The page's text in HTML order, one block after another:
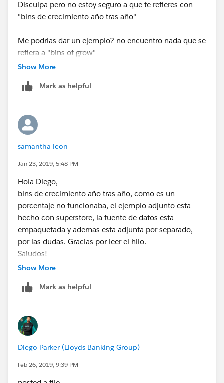
Disculpa pero no estoy seguro a que te refieres con
"bins de crecimiento año tras año"
Me podrias dar un ejemplo? no encuentro nada que se
refiera a "bins of grow"
region tuvo x% de crecimiento en un año especifico?
Diego
Show More
Mark as helpful
samantha leon
Jan 23, 2019, 5:48 PM
Hola Diego,
bins de crecimiento año tras año, como es un
porcentaje no funcionaba, el ejemplo adjunto esta
hecho con superstore, la fuente de datos esta
empaquetada y ademas esta adjunta por separado,
por las dudas. Gracias por leer el hilo.
Saludos!
Show More
Mark as helpful
Diego Parker (Lloyds Banking Group)
Feb 26, 2019, 9:39 PM